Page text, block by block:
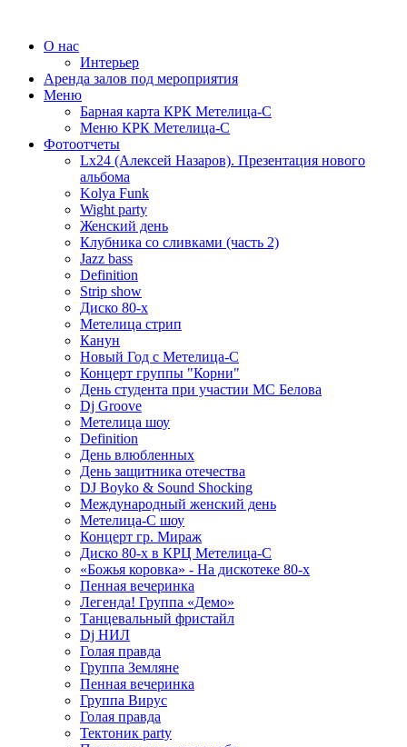
О нас
Интерьер
Аренда залов под мероприятия
Меню
Барная карта КРК Метелица-С
Меню КРК Метелица-С
Фотоотчеты
Lx24 (Алексей Назаров). Презентация нового
альбома
Kolya Funk
Wight party
Женский день
Клубника со сливками (часть 2)
Jazz bass
Definition
Strip show
Диско 80-х
Метелица стрип
Канун
Новый Год с Метелица-С
Концерт группы "Корни"
День студента при участии МС Белова
Dj Groove
Метелица шоу
Definition
День влюбленных
День защитника отечества
DJ Boyko & Sound Shocking
Международный женский день
Метелица-С шоу
Концерт гр. Мираж
Диско 80-х в КРЦ Метелица-С
«Божья коровка» - На дискотеке 80-х
Пенная вечеринка
Легенда! Группа «Демо»
Танцевальный фристайл
Dj НИЛ
Голая правда
Группа Земляне
Пенная вечеринка
Группа Вирус
Голая правда
Тектоник party